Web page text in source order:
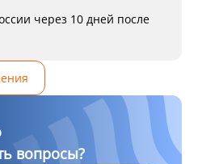
через 10 дней после
вопросы?